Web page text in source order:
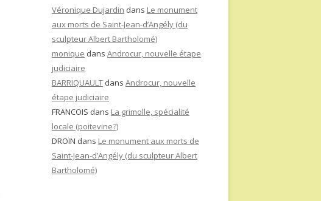
Véronique Dujardin dans Le monument
aux morts de Saint-Jean-d’Angély (du
sculpteur Albert Bartholomé)
monique dans Androcur, nouvelle étape
judiciaire
BARRIQUAULT dans Androcur, nouvelle
étape judiciaire
FRANCOIS dans La grimolle, spécialité
locale (poitevine?)
DROIN dans Le monument aux morts de
Saint-Jean-d’Angély (du sculpteur Albert
Bartholomé)